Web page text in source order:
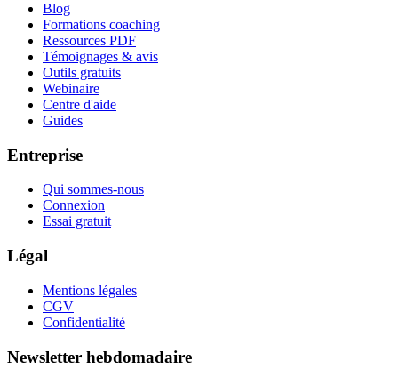
Blog
Formations coaching
Ressources PDF
Témoignages & avis
Outils gratuits
Webinaire
Centre d'aide
Guides
Entreprise
Qui sommes-nous
Connexion
Essai gratuit
Légal
Mentions légales
CGV
Confidentialité
Newsletter hebdomadaire